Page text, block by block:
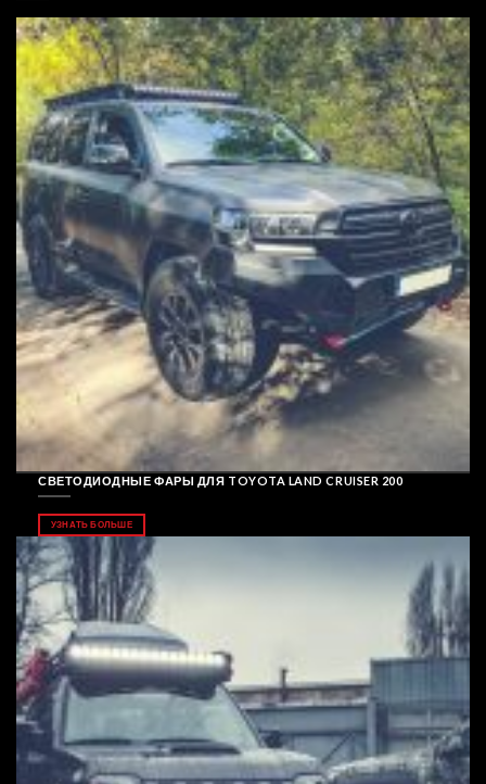
СВЕТОДИОДНЫЕ ФАРЫ ДЛЯ TOYOTA LAND CRUISER 200
УЗНАТЬ БОЛЬШЕ